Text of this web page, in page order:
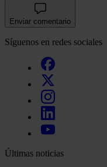
Enviar comentario
Síguenos en redes sociales
Últimas noticias